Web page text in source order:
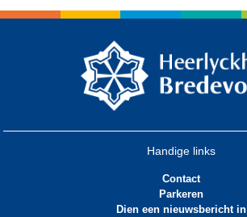
Handige links
Contact
Parkeren
Dien een nieuwsbericht in